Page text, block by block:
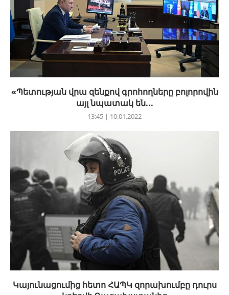
«Պետության վրա զենքով գրոհողները բոլորովին
այլ նպատակ են...
13:45 | 10.01.2022
Կայունացումից հետո ՀԱՊԿ զորախումբը դուրս